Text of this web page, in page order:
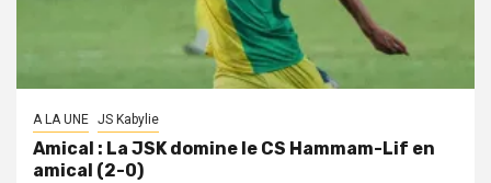
A LA UNE JS Kabylie
Amical : La JSK domine le CS Hammam-Lif en
amical (2-0)